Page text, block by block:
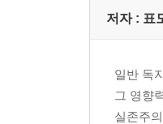
저자 : 표
일반 독
그 영향
실존주